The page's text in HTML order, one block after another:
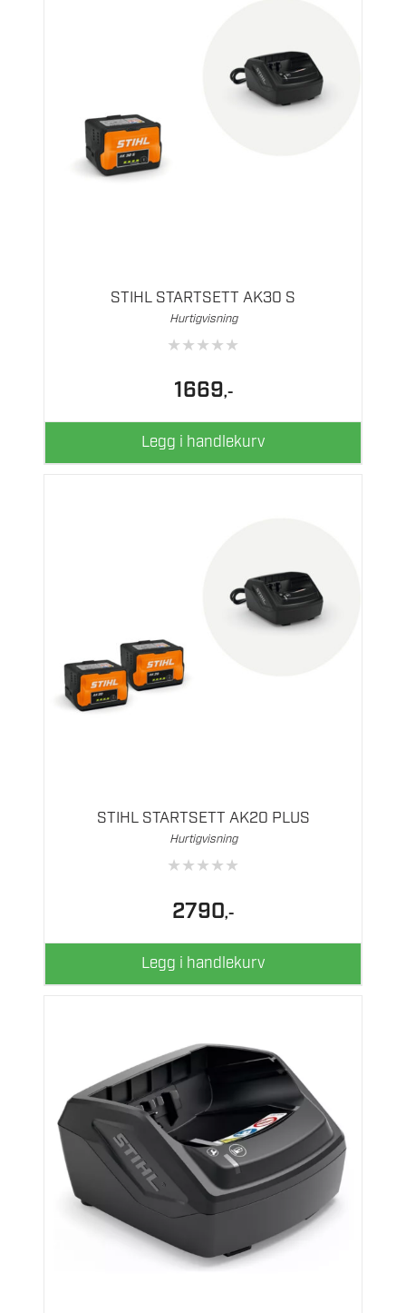
STIHL STARTSETT AK30 S
Hurtigvisning
★★★★★
1669,-
Legg i handlekurv
STIHL STARTSETT AK20 PLUS
Hurtigvisning
★★★★★
2790,-
Legg i handlekurv